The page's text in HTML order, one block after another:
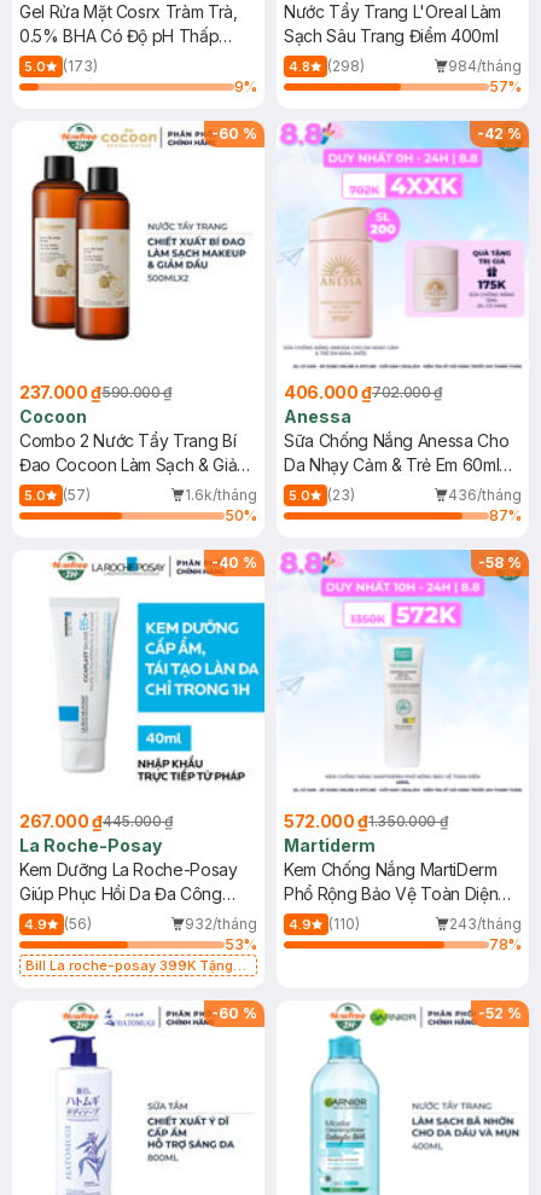
Gel Rửa Mặt Cosrx Tràm Trà,
0.5% BHA Có Độ pH Thấp
150ml
5.0
(173)
9%
Nước Tẩy Trang L'Oreal Làm
Sạch Sâu Trang Điểm 400ml
4.8 (298)
984/tháng
57%
-60 %
237.000 ₫590.000 ₫
Cocoon
Combo 2 Nước Tẩy Trang Bí
Đao Cocoon Làm Sạch & Giảm
Dầu 500ml
5.0 (57)
1.6k/tháng
50%
-42%
406.000 ₫702.000 ₫
Anessa
Sữa Chống Nắng Anessa Cho
Da Nhạy Cảm & Trẻ Em 60ml
(Mới)
5.0 (23)
436/tháng
87%
-40 %
267.000 ₫445.000 ₫
La Roche-Posay
Kem Dưỡng La Roche-Posay
Giúp Phục Hồi Da Đa Công
Dụng 40ml
4.9 (56)
932/tháng
53%
Bill La roche-posay 399K Tặng
(SL có hạn)
-58%
572.000 ₫1.350.000 ₫
Martiderm
Kem Chống Nắng MartiDerm
Phổ Rộng Bảo Vệ Toàn Diện
40ml
4.9 (110)
243/tháng
78%
-60 % -52 %